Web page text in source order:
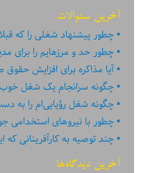
آخرین سئوالات
چطور پیشنهاد شغلی را که
چطور حد و مرزهایم را برای
آیا مذاکره برای افزایش
چگونه سرانجام یک شغل خوب
چگونه شغل رؤیایی‌ام را به
چطور با نیروهای استخدامی
چند توصیه به کارآفرینانی
آخرین دیدگاه‌ها